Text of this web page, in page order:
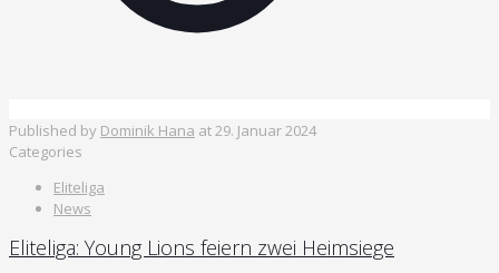
Published by Dominik Hana at29. Januar 2024
Categories
Eliteliga
News
Eliteliga: Young Lions feiern zwei Heimsiege